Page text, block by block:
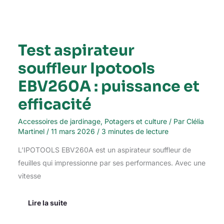
Test aspirateur
souffleur Ipotools
EBV260A : puissance et
efficacité
Accessoires de jardinage, Potagers et culture/ Par Clélia
Martinel / 11 mars 2026 / 3 minutes de lecture
L’IPOTOOLS EBV260A est un aspirateur souffleur de
feuilles qui impressionne par ses performances. Avec une
vitesse
Lire la suite